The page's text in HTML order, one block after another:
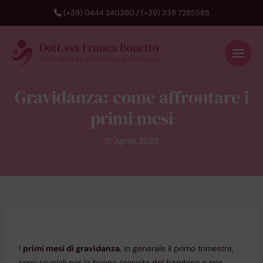
(+39) 0444 240360 / (+39) 338 7285585
Gravidanza: come affrontare i
primi mesi
15 Aprile 2025
I primi mesi di gravidanza, in generale il primo trimestre,